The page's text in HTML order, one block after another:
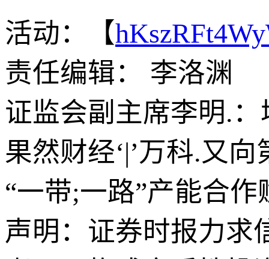
活动：【
责任编辑： 李洛渊
证监会副主席李明.
果然财经‘|’万科.又
“一带;一路”产能合
声明：证券时报力求